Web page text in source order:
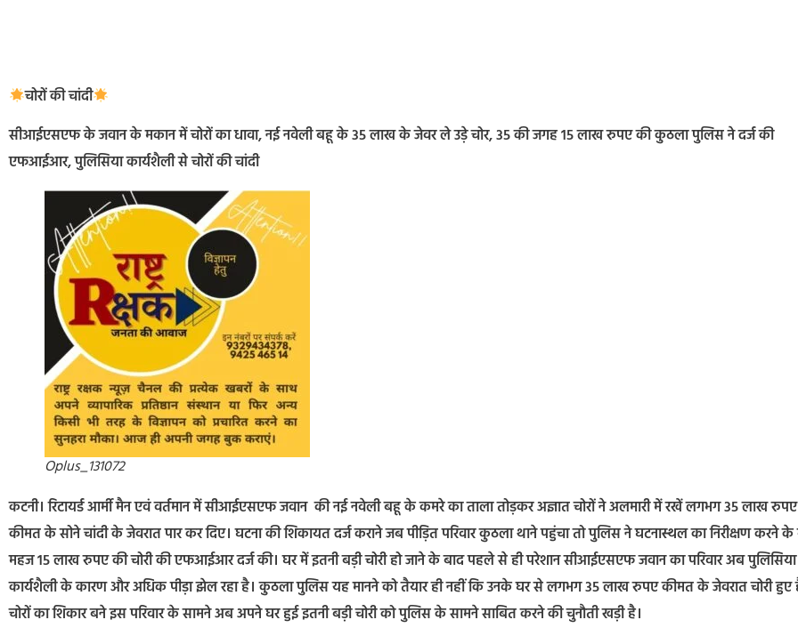
चोरों की चांदी
सीआईएसएफ के जवान के मकान में चोरों का धावा, नई नवेली बहू के 35 लाख के जेवर ले उड़े चोर, 35 की जगह 15 लाख रुपए की कुठला पुलिस ने दर्ज की
एफआईआर, पुलिसिया कार्यशैली से चोरों की चांदी
Oplus_131072
कटनी। रिटायर्ड आर्मी मैन एवं वर्तमान में सीआईएसएफ जवान की नई नवेली बहू के कमरे का ताला तोड़कर अज्ञात चोरों ने अलमारी में रखें लगभग 35 लाख रुपए
कीमत के सोने चांदी के जेवरात पार कर दिए। घटना की शिकायत दर्ज कराने जब पीड़ित परिवार कुठला थाने पहुंचा तो पुलिस ने घटनास्थल का निरीक्षण करने के
महज 15 लाख रुपए की चोरी की एफआईआर दर्ज की। घर में इतनी बड़ी चोरी हो जाने के बाद पहले से ही परेशान सीआईएसएफ जवान का परिवार अब पुलिसिया
कार्यशैली के कारण और अधिक पीड़ा झेल रहा है। कुठला पुलिस यह मानने को तैयार ही नहीं कि उनके घर से लगभग 35 लाख रुपए कीमत के जेवरात चोरी हुए
चोरों का शिकार बने इस परिवार के सामने अब अपने घर हुई इतनी बड़ी चोरी को पुलिस के सामने साबित करने की चुनौती खड़ी है।